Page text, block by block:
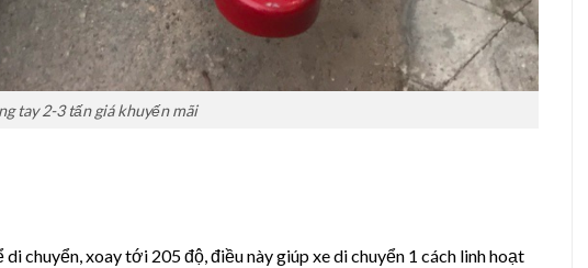
tay 2-3 tấn giá khuyến mãi
chuyển, xoay tới 205 độ, điều này giúp xe di chuyển 1 cách linh hoạt